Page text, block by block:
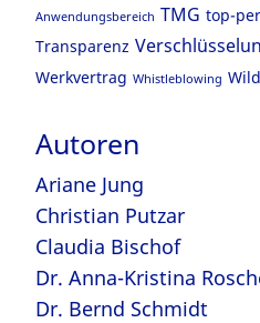
Anwendungsbereich TMG top-
Transparenz
Werkvertrag Whistleblowing
Autoren
Ariane Jung
Christian Putzar
Claudia Bischof
Dr. Anna-Kristina
Dr. Bernd Schmidt